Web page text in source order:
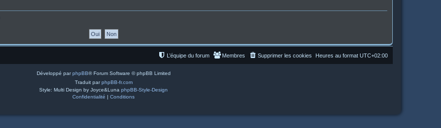
Heures au format UTC+02:00
Supprimer les cookies
Membres
L’équipe du forum
Développé parphpBB® Forum Software © phpBB Limited
Traduit parphpBB-fr.com
Style: Multi Design by Joyce&Luna phpBB-Style-Design
Confidentialité | Conditions